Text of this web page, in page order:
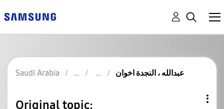
Saudi Arabia عبدالله ، النجدة اخوان
Original topic: